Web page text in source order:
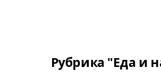
Рубрика "Еда и